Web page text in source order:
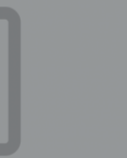
films en tant que